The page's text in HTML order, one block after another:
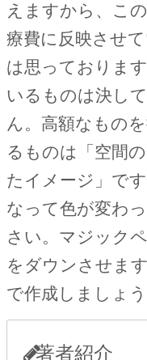
えますから、こ
療費に反映させ
は思っておりま
いるものは決し
ん。高額なもの
るものは「空間
たイメージ」で
なって色が変わ
さい。マジック
をダウンさせま
で作成しましょ
著者紹介